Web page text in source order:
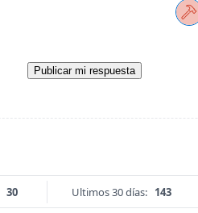
Publicar mi respuesta
30 Ultimos 30 días: 143